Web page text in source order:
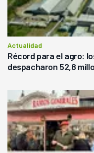
Actualidad
Récord para el agro:
despacharon 52,8